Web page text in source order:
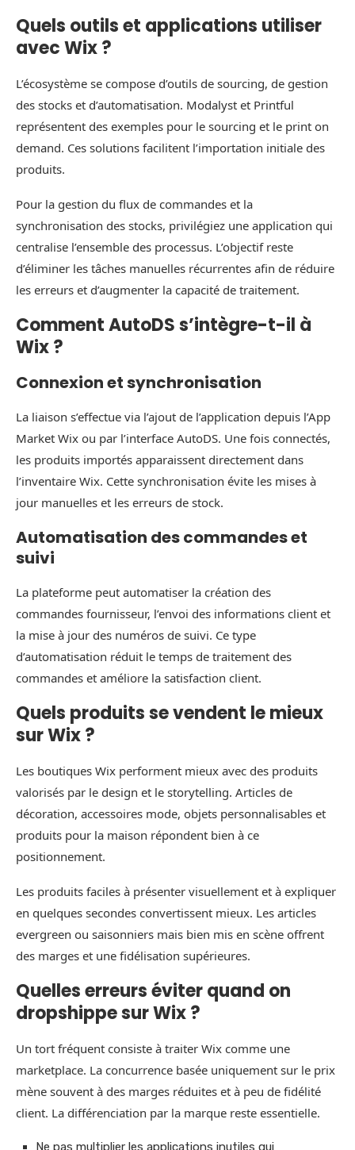
Quels outils et applications utiliser
avec Wix ?
L’écosystème se compose d’outils de sourcing, de gestion
des stocks et d’automatisation. Modalyst et Printful
représentent des exemples pour le sourcing et le print on
demand. Ces solutions facilitent l’importation initiale des
produits.
Pour la gestion du flux de commandes et la
synchronisation des stocks, privilégiez une application qui
centralise l’ensemble des processus. L’objectif reste
d’éliminer les tâches manuelles récurrentes afin de réduire
les erreurs et d’augmenter la capacité de traitement.
Comment AutoDS s’intègre-t-il à
Wix ?
Connexion et synchronisation
La liaison s’effectue via l’ajout de l’application depuis l’App
Market Wix ou par l’interface AutoDS. Une fois connectés,
les produits importés apparaissent directement dans
l’inventaire Wix. Cette synchronisation évite les mises à
jour manuelles et les erreurs de stock.
Automatisation des commandes et
suivi
La plateforme peut automatiser la création des
commandes fournisseur, l’envoi des informations client et
la mise à jour des numéros de suivi. Ce type
d’automatisation réduit le temps de traitement des
commandes et améliore la satisfaction client.
Quels produits se vendent le mieux
sur Wix ?
Les boutiques Wix performent mieux avec des produits
valorisés par le design et le storytelling. Articles de
décoration, accessoires mode, objets personnalisables et
produits pour la maison répondent bien à ce
positionnement.
Les produits faciles à présenter visuellement et à expliquer
en quelques secondes convertissent mieux. Les articles
evergreen ou saisonniers mais bien mis en scène offrent
des marges et une fidélisation supérieures.
Quelles erreurs éviter quand on
dropshippe sur Wix ?
Un tort fréquent consiste à traiter Wix comme une
marketplace. La concurrence basée uniquement sur le prix
mène souvent à des marges réduites et à peu de fidélité
client. La différenciation par la marque reste essentielle.
Ne pas multiplier les applications inutiles qui